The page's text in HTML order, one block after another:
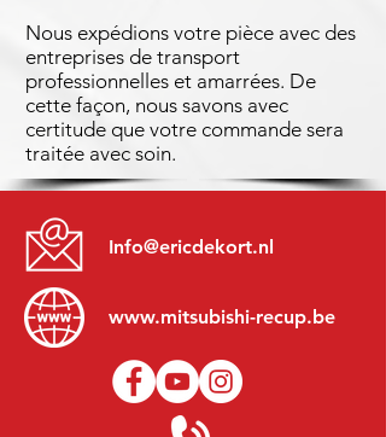
Nous expédions votre pièce avec des
entreprises de transport
professionnelles et amarrées. De
cette façon, nous savons avec
certitude que votre commande sera
traitée avec soin.
Info@ericdekort.nl
www.mitsubishi-recup.be